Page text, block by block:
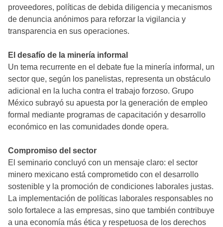
proveedores, políticas de debida diligencia y mecanismos
de denuncia anónimos para reforzar la vigilancia y
transparencia en sus operaciones.
El desafío de la minería informal
Un tema recurrente en el debate fue la minería informal, un
sector que, según los panelistas, representa un obstáculo
adicional en la lucha contra el trabajo forzoso. Grupo
México subrayó su apuesta por la generación de empleo
formal mediante programas de capacitación y desarrollo
económico en las comunidades donde opera.
Compromiso del sector
El seminario concluyó con un mensaje claro: el sector
minero mexicano está comprometido con el desarrollo
sostenible y la promoción de condiciones laborales justas.
La implementación de políticas laborales responsables no
solo fortalece a las empresas, sino que también contribuye
a una economía más ética y respetuosa de los derechos